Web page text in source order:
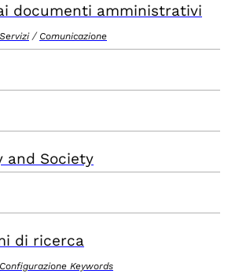
documenti amministrativi
Servizi / Comunicazione
and Society
di ricerca
Configurazione Keywords